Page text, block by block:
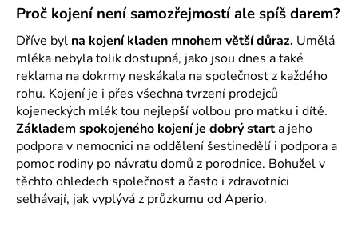
Proč kojení není samozřejmostí ale spíš darem?
Dříve byl na kojení kladen mnohem větší důraz. Umělá
mléka nebyla tolik dostupná, jako jsou dnes a také
reklama na dokrmy neskákala na společnost z každého
rohu. Kojení je i přes všechna tvrzení prodejců
kojeneckých mlék tou nejlepší volbou pro matku i dítě.
Základem spokojeného kojení je dobrý starta jeho
podpora v nemocnici na oddělení šestinedělí i podpora a
pomoc rodiny po návratu domů z porodnice. Bohužel v
těchto ohledech společnost a často i zdravotníci
selhávají, jak vyplývá z průzkumu od Aperio.